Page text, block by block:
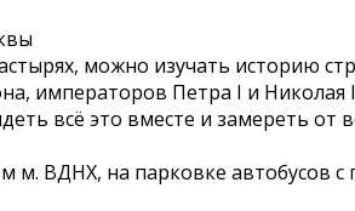
можно изучать историю
императоров Петра I и Николая
всё это вместе и замереть от
м. ВДНХ, на парковке автобусов